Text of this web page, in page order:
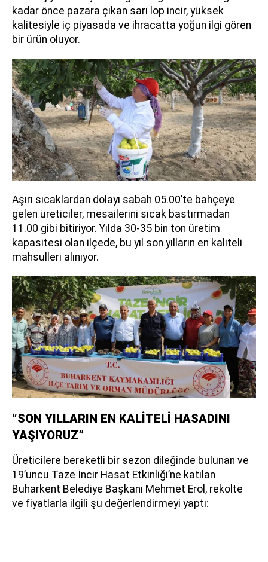
kadar önce pazara çıkan sarı lop incir, yüksek
kalitesiyle iç piyasada ve ihracatta yoğun ilgi gören
bir ürün oluyor.
Aşırı sıcaklardan dolayı sabah 05.00’te bahçeye
gelen üreticiler, mesailerini sıcak bastırmadan
11.00 gibi bitiriyor. Yılda 30-35 bin ton üretim
kapasitesi olan ilçede, bu yıl son yılların en kaliteli
mahsulleri alınıyor.
“SON YILLARIN EN KALİTELİ HASADINI
YAŞIYORUZ”
Üreticilere bereketli bir sezon dileğinde bulunan ve
19’uncu Taze İncir Hasat Etkinliği’ne katılan
Buharkent Belediye Başkanı Mehmet Erol, rekolte
ve fiyatlarla ilgili şu değerlendirmeyi yaptı: